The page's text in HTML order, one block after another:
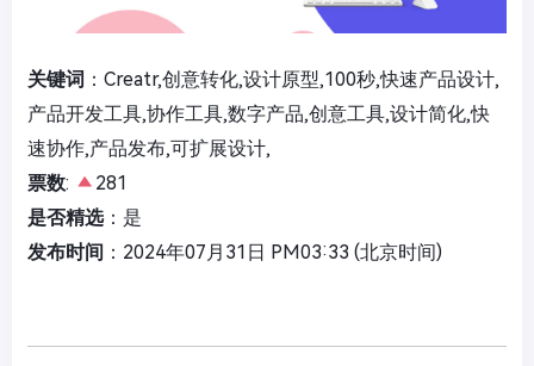
关键词 ：Creatr,创意转化,设计原型,100秒,快速产品设计,
产品开发工具,协作工具,数字产品,创意工具,设计简化,快
速协作,产品发布,可扩展设计,
票数:
281
是否精选：是
发布时间 ：2024年07月31日 PM03:33 (北京时间)